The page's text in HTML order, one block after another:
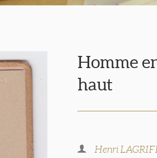
Homme
haut
Henri